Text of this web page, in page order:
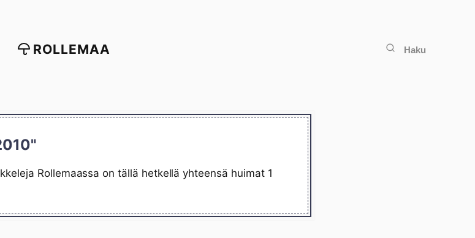
ROLLEMAA Haku
Rollemaassa on tällä hetkellä yhteensä huimat 1